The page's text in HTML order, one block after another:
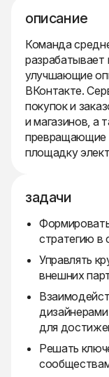
описание
Команда
улучшающие
ВКонтакте.
покупок и
и магазинов, а
превращающие
площадку
задачи
стратегию в
Управлять
внешних
для
Решать